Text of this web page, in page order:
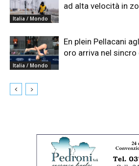
Italia / Mondo
ad alta velocità in
Italia / Mondo
En plein Pellacani
oro arriva nel sincro